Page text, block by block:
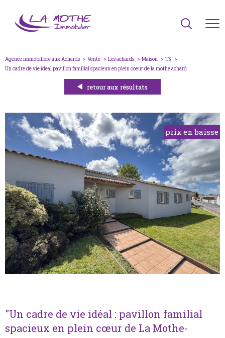
Agence immobilière aux Achards Vente Les achards Maison
T5
un cadre de vie ideal pavillon familial spacieux en plein coeur de la mothe achard
retour aux résultats
prix en baisse
"Un cadre de vie idéal : pavillon familial
spacieux en plein cœur de La Mothe-